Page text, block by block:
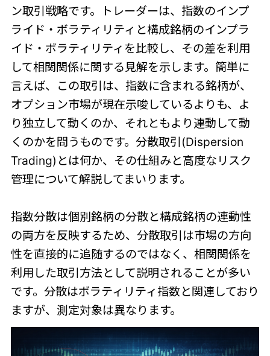
ン取引戦略です。トレーダーは、指数のインプ
ライド・ボラティリティと構成銘柄のインプラ
イド・ボラティリティを比較し、その差を利用
して相関関係に関する見解を示します。簡単に
言えば、この取引は、指数に含まれる銘柄が、
オプション市場が現在示唆しているよりも、よ
り独立して動くのか、それともより連動して動
くのかを問うものです。分散取引(Dispersion
Trading)とは何か、その仕組みと高度なリスク
管理について解説してまいります。
指数分散は個別銘柄の分散と構成銘柄の連動性
の両方を反映するため、分散取引は市場の方向
性を直接的に追随するのではなく、相関関係を
利用した取引方法として説明されることが多い
です。分散はボラティリティ指数と関連しており
ますが、測定対象は異なります。